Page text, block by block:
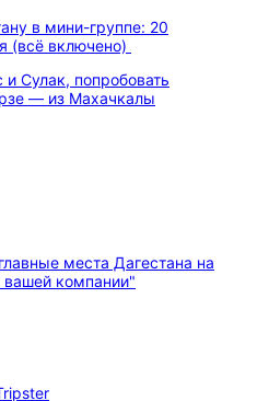
в мини-группе: 20
(всё включено)
Сулак, попробовать
— из Махачкалы